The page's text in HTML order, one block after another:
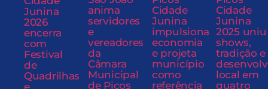
Junina
2026
encerra
com
Festival
de
Quadrilhas
anima
servidores
e
vereadores
da
Câmara
Municipal
de Picos
Cidade
Junina
impulsiona
economia
e projeta
município
como
referência
Cidade
Junina
2025 uniu
shows,
tradição e
local em
quatro